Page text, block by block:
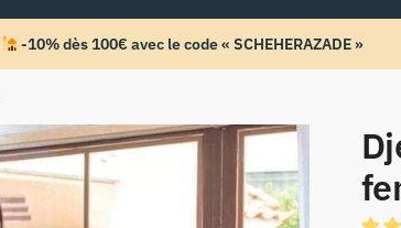
-10% dès 100€ avec le code « SCHEHERAZADE »